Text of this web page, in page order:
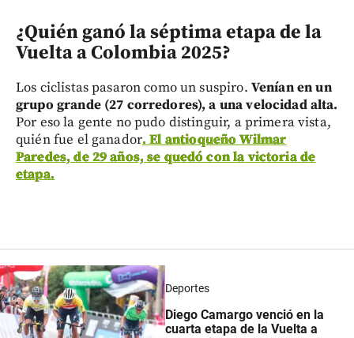
¿Quién ganó la séptima etapa de la
Vuelta a Colombia 2025?
Los ciclistas pasaron como un suspiro. Venían en un
grupo grande (27 corredores), a una velocidad alta.
Por eso la gente no pudo distinguir, a primera vista,
quién fue el ganador. El antioqueño Wilmar
Paredes, de 29 años, se quedó con la victoria de
etapa.
Deportes
Diego Camargo venció en la
cuarta etapa de la Vuelta a